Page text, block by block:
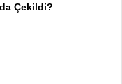
Çekildi?